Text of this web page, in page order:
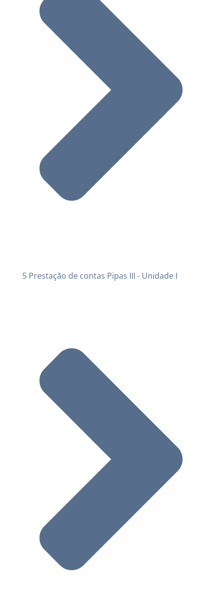
5 Prestação de contas Pipas III - Unidade I